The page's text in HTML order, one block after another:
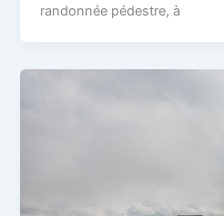
randonnée pédestre, à